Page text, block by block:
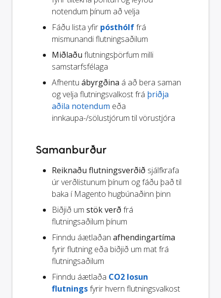
notendum þínum að velja
Fáðu lista yfir pósthólffrá
mismunandi flutningsaðilum
Miðlaðu flutningsþörfum milli
samstarfsfélaga
Afhentu ábyrgðina á að bera saman
og velja flutningsvalkost frá þriðja
aðila notendum eða
innkaupa-/sölustjórum til vörustjóra
Samanburður
Reiknaðu flutningsverðið sjálfkrafa
úr verðlistunum þínum og fáðu það til
baka í Magento hugbúnaðinn þinn
Biðjið um stök verð frá
flutningsaðilum þínum
Finndu áætlaðan afhendingartíma
fyrir flutning eða biðjið um mat frá
flutningsaðilum
Finndu áætlaða CO2 losun
flutningsfyrir hvern flutningsvalkost